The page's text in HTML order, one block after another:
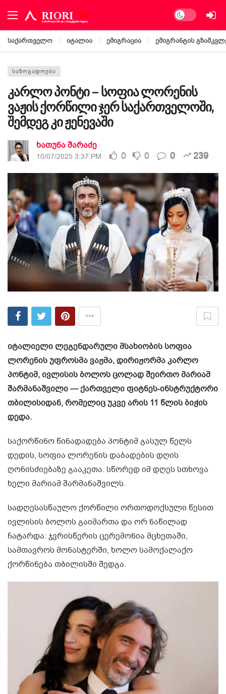
Dark mode
საქართველო იტალია ემიგრაცია ემიგრანტის
ᲡᲐᲖᲝᲒᲐᲓᲝᲔᲑᲐ
კარლო პონტი – სოფია ლორენის
ვაჟის ქორწილი ჯერ საქართველოში,
შემდეგ კი ჟენევაში
ხათუნა შარაძე
10/07/2025 3:37 PM 0 0 0 239
იტალიელი ლეგენდარული მსახიობის სოფია
ლორენის უფროსმა ვაჟმა, დირიჟორმა კარლო
პონტიმ, ივლისის ბოლოს ცოლად შეირთო მარიამ
შარმანაშვილი — ქართველი ფიტნეს-ინსტრუქტორი
თბილისიდან, რომელიც უკვე არის 11 წლის ბიჭის
დედა.
საქორწინო წინადადება პონტიმ გასულ წელს
დედის, სოფია ლორენის დაბადების დღის
ღონისძიებაზე გააკეთა. სწორედ იმ დღეს სთხოვა
ხელი მარიამ შარმანაშვილს.
სადღესასწაულო ქორწილი ორთოდოქსული წესით
ივლისის ბოლოს გაიმართა და ორ ნაწილად
ჩატარდა: ჯვრისწერის ცერემონია მცხეთაში,
სამთავროს მონასტერში, ხოლო სამოქალაქო
ქორწინება თბილისში შედგა.